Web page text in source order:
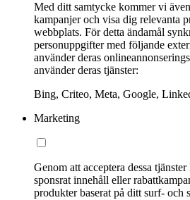
Med ditt samtycke kommer vi
kampanjer och visa dig relevanta
webbplats. För detta ändamål
personuppgifter med följande
använder deras
använder deras tjänster:
Bing, Criteo, Meta, Google,
Marketing
Genom att acceptera dessa
sponsrat innehåll eller
produkter baserat på ditt surf- och